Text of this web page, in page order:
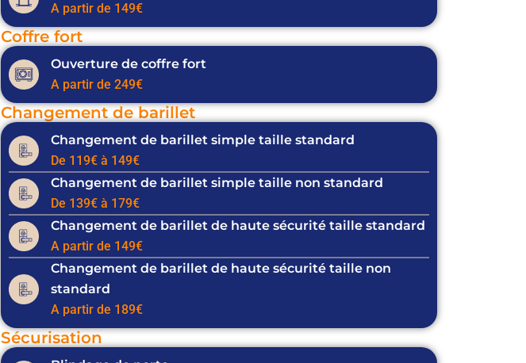
A partir de 149€
Coffre fort
Ouverture de coffre fort
A partir de 249€
Changement de barillet
Changement de barillet simple taille standard
De 119€ à 149€
Changement de barillet simple taille non standard
De 139€ à 179€
Changement de barillet de haute sécurité taille standard
A partir de 149€
Changement de barillet de haute sécurité taille non
standard
A partir de 189€
Sécurisation